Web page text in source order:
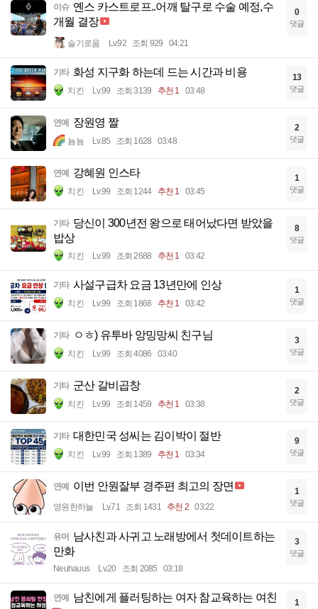
이슈 옌스 카스트로프..어깨 탈구로 수술 예정,수
개월 결장
슬기로움 Lv.92 조회 929 04:21
0
댓글
기타 화성 지구화 하는데 드는 시간과 비용
치킨 Lv.99 조회 3139 추천 1 03:48
13
댓글
연예 장원영 짤
뇸뇸 Lv.85 조회 1628 03:48
2
댓글
연예 강혜원 인스타
치킨 Lv.99 조회 1244 추천 1 03:45
1
댓글
기타 당신이 300년전 왕으로 태어났다면 받았을
밥상
치킨 Lv.99 조회 2688 추천 1 03:42
8
댓글
기타 사설구급차 요금 13년만에 인상
치킨 Lv.99 조회 1868 추천 1 03:42
1
댓글
기타 ㅇㅎ) 유투바 앙밍망씨 친구님
치킨 Lv.99 조회 4086 03:40
3
댓글
기타 군산 갈비곱창
치킨 Lv.99 조회 1459 추천 1 03:38
2
댓글
기타 대한민국 성씨는 김이박이 절반
치킨 Lv.99 조회 1389 추천 1 03:34
9
댓글
연예 이번 안원잘부 경주편 최고의 장면
영원한하늘 Lv.71 조회 1431 추천 2 03:22
1
댓글
유머 남사친과 사귀고 노래방에서 첫데이트하는
만화
Neuhauus Lv.20 조회 2085 03:18
3
댓글
연예 남친에게 플러팅하는 여자 참교육하는 여친 1